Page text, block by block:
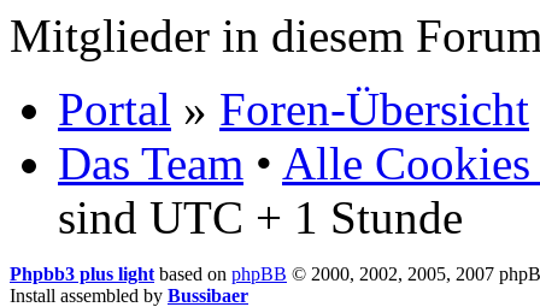
Mitglieder in diesem
Portal » Foren-Übersicht
Das Team • Alle Cookies
sind UTC + 1 Stunde
Phpbb3 plus light based on phpBB © 2000, 2002, 2005, 2007
Install assembled by Bussibaer